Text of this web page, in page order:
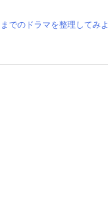
でのドラマを整理してみよ